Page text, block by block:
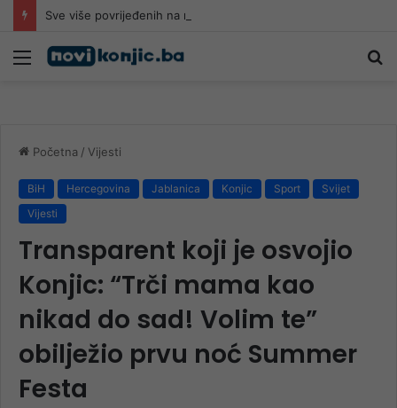
Meni
Početna / Vijesti
BiH Hercegovina Jablanica Konjic Sport
Svijet
Vijesti
Transparent koji je osvojio
Konjic: “Trči mama kao
nikad do sad! Volim te”
obilježio prvu noć Summer
Festa